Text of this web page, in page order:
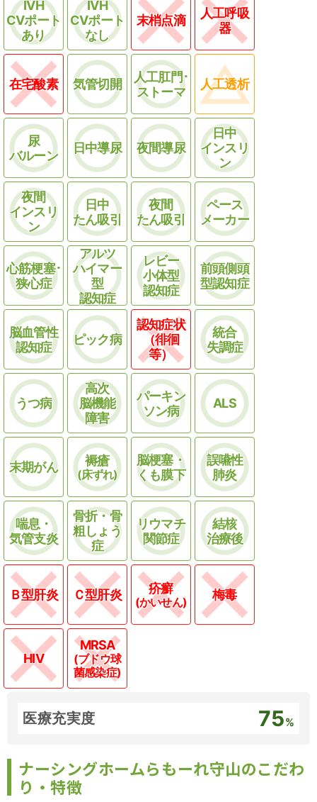
IVH
CVポート
あり
IVH
CVポート
なし
末梢点滴
人工呼吸
器
在宅酸素 気管切開
人工肛門･
ストーマ
人工透析
尿
バルーン
日中導尿 夜間導尿
日中
インスリ
ン
夜間
インスリ
ン
日中
たん吸引
夜間
たん吸引
ペース
メーカー
心筋梗塞･
狭心症
アルツ
ハイマー
型
認知症
レビー
小体型
認知症
前頭側頭
型認知症
脳血管性
認知症
ピック病
認知症状
（徘徊
等）
統合
失調症
うつ病
高次
脳機能
障害
パーキン
ソン病
ALS
末期がん 褥瘡
(床ずれ)
脳梗塞・
くも膜下
誤嚥性
肺炎
喘息・
気管支炎
骨折・骨
粗しょう
症
リウマチ
関節症
結核
治療後
Ｂ型肝炎 Ｃ型肝炎 疥癬
(かいせん) 梅毒
HIV
MRSA
(ブドウ球
菌感染症)
医療充実度 75%
ナーシングホームらもーれ守山のこだわ
り・特徴